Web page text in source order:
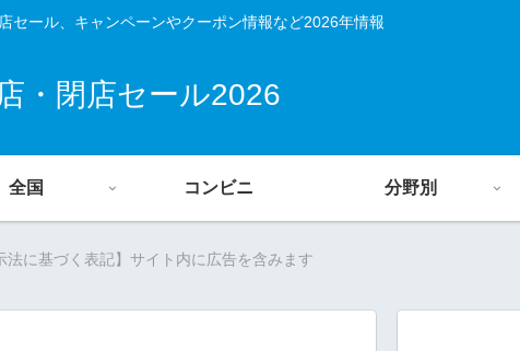
セール、キャンペーンやクーポン情報など2026年情報
・閉店セール2026
全国 コンビニ 分野別
法に基づく表記】サイト内に広告を含みます